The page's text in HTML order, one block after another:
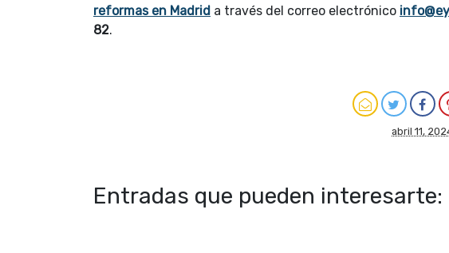
reformas en Madrid a través del correo electrónico
82.
abril 11,
Entradas que pueden interesarte: